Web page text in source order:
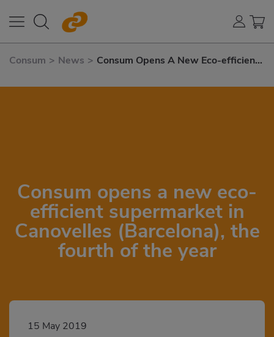
Consum > News > Consum Opens A New Eco-efficient
(Barcelona), The Fourth of The Year
Consum opens a new eco-
efficient supermarket in
Canovelles (Barcelona), the
fourth of the year
15 May 2019